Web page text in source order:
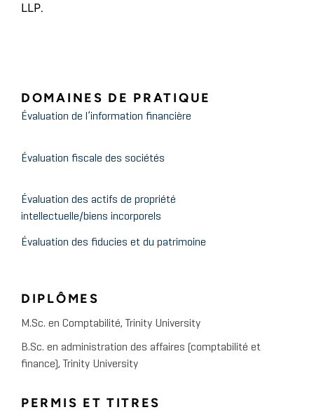
LLP.
DOMAINES DE PRATIQUE
Évaluation de l’information financière
Évaluation fiscale des sociétés
Évaluation des actifs de propriété
intellectuelle/biens incorporels
Évaluation des fiducies et du patrimoine
DIPLÔMES
M.Sc. en Comptabilité, Trinity University
B.Sc. en administration des affaires (comptabilité et
finance), Trinity University
PERMIS ET TITRES